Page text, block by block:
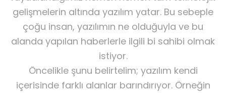
gelişmelerin altında yazılım yatar. Bu sebeple
çoğu insan, yazılımın ne olduğuyla ve bu
alanda yapılan haberlerle ilgili bi sahibi olmak
istiyor.
Öncelikle şunu belirtelim; yazılım kendi
içerisinde farklı alanlar barındırıyor. Örneğin